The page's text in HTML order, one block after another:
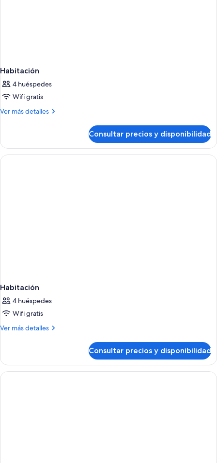
Habitación
4 huéspedes
Wifi gratis
Ver más detalles
Más
Consultar precios y disponibilidad
Habitación
4 huéspedes
Wifi gratis
Ver más detalles
Más
Consultar precios y disponibilidad